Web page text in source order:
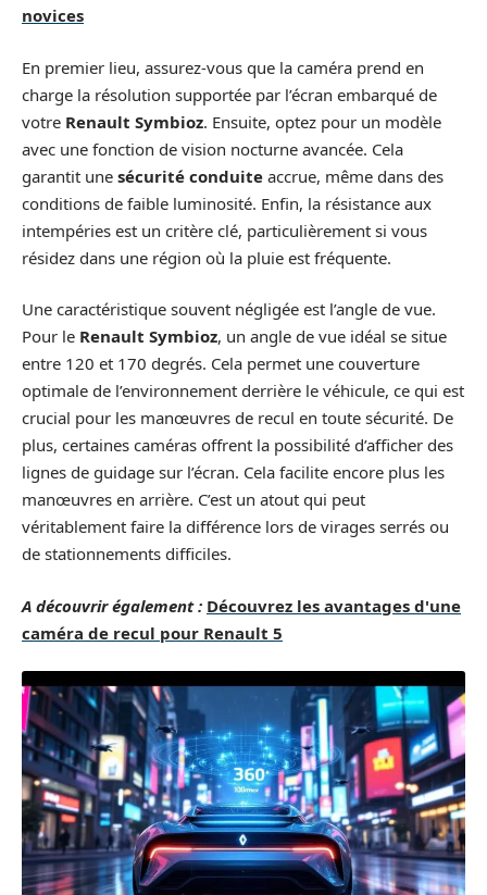
novices
En premier lieu, assurez-vous que la caméra prend en
charge la résolution supportée par l’écran embarqué de
votre Renault Symbioz. Ensuite, optez pour un modèle
avec une fonction de vision nocturne avancée. Cela
garantit une sécurité conduite accrue, même dans des
conditions de faible luminosité. Enfin, la résistance aux
intempéries est un critère clé, particulièrement si vous
résidez dans une région où la pluie est fréquente.
Une caractéristique souvent négligée est l’angle de vue.
Pour le Renault Symbioz, un angle de vue idéal se situe
entre 120 et 170 degrés. Cela permet une couverture
optimale de l’environnement derrière le véhicule, ce qui est
crucial pour les manœuvres de recul en toute sécurité. De
plus, certaines caméras offrent la possibilité d’afficher des
lignes de guidage sur l’écran. Cela facilite encore plus les
manœuvres en arrière. C’est un atout qui peut
véritablement faire la différence lors de virages serrés ou
de stationnements difficiles.
A découvrir également : Découvrez les avantages d'une
caméra de recul pour Renault 5